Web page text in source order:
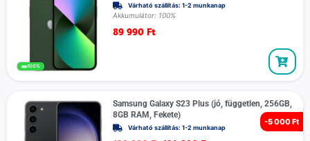
100%
Várható szállítás: 1-2 munkanap
Akkumulátor: 100%
89 990 Ft
-5 000 Ft
Samsung Galaxy S23 Plus (jó, független, 256GB,
8GB RAM, Fekete)
Várható szállítás: 1-2 munkanap